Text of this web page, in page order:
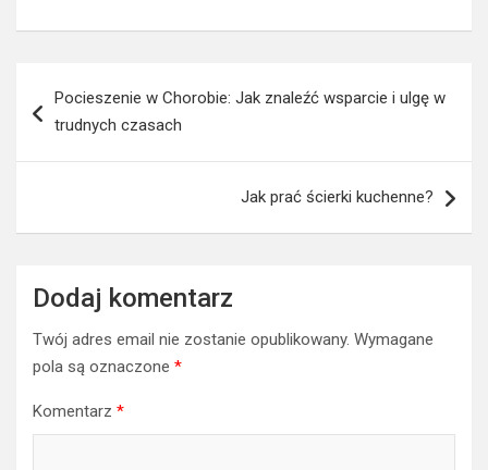
wpisu
Pocieszenie w Chorobie: Jak znaleźć wsparcie i ulgę w
trudnych czasach
Jak prać ścierki kuchenne?
Dodaj komentarz
Twój adres email nie zostanie opublikowany. Wymagane
pola są oznaczone *
Komentarz *